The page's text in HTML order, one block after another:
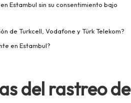
Estambul sin su consentimiento bajo
de Turkcell, Vodafone y Türk Telekom?
en Estambul?
del rastreo de